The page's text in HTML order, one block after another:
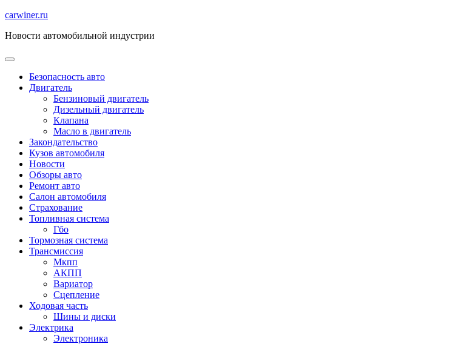
Перейти
содержимому
carwiner.ru
Новости автомобильной индустрии
Безопасность авто
Двигатель
Бензиновый двигатель
Дизельный двигатель
Клапана
Масло в двигатель
Закондательство
Кузов автомобиля
Новости
Обзоры авто
Ремонт авто
Салон автомобиля
Страхование
Топливная система
Гбо
Тормозная система
Трансмиссия
Мкпп
АКПП
Вариатор
Сцепление
Ходовая часть
Шины и диски
Электрика
Электроника